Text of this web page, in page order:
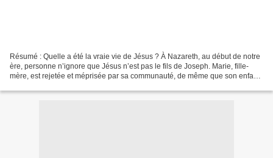
Résumé : Quelle a été la vraie vie de Jésus ? À Nazareth, au début de notre
ère, personne n’ignore que Jésus n’est pas le fils de Joseph. Marie, fille-
mère, est rejetée et méprisée par sa communauté, de même que son enfant :